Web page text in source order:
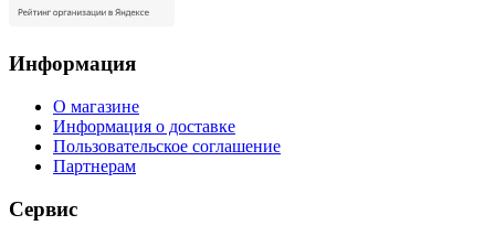
Информация
О магазине
Информация о доставке
Пользовательское соглашение
Партнерам
Сервис